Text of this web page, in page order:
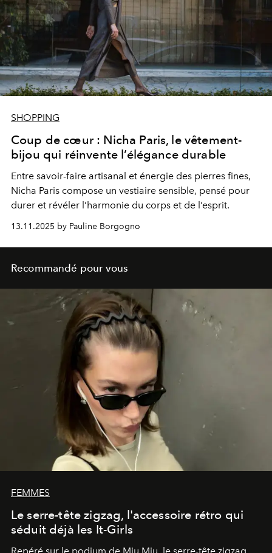
SHOPPING
Coup de cœur : Nicha Paris, le vêtement-
bijou qui réinvente l’élégance durable
Entre savoir-faire artisanal et énergie des pierres fines,
Nicha Paris compose un vestiaire sensible, pensé pour
durer et révéler l’harmonie du corps et de l’esprit.
13.11.2025 by Pauline Borgogno
Recommandé pour vous
FEMMES
Le serre-tête zigzag, l'accessoire rétro qui
séduit déjà les It-Girls